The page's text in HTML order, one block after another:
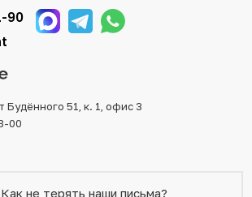
товара из офиса магазина.
представлены несколько способов
заказа. Все отправления надежно и
доставки.
90
Будённого 51, к. 1, офис 3
00
Как не терять наши письма?